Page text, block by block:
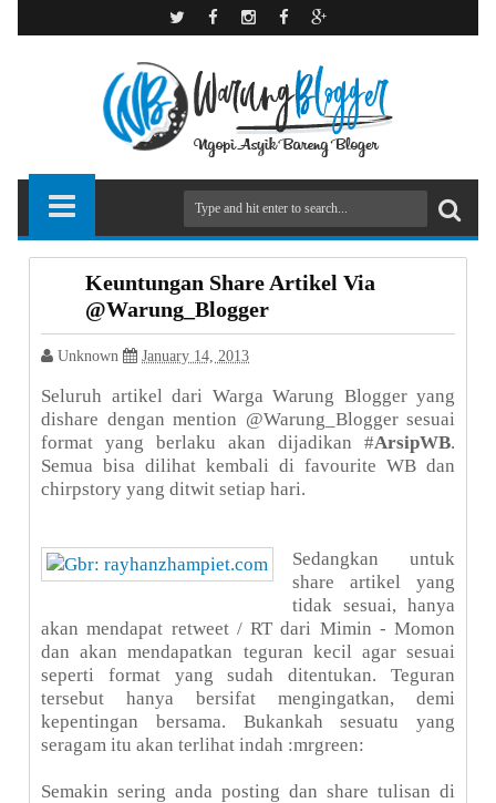
Keuntungan Share Artikel Via
@Warung_Blogger
Unknown January 14, 2013
Seluruh artikel dari Warga Warung Blogger yang
dishare dengan mention @Warung_Blogger sesuai
format yang berlaku akan dijadikan #ArsipWB.
Semua bisa dilihat kembali di favourite WB dan
chirpstory yang ditwit setiap hari.
Sedangkan untuk
share artikel yang
tidak sesuai, hanya
akan mendapat retweet / RT dari Mimin - Momon
dan akan mendapatkan teguran kecil agar sesuai
seperti format yang sudah ditentukan. Teguran
tersebut hanya bersifat mengingatkan, demi
kepentingan bersama. Bukankah sesuatu yang
seragam itu akan terlihat indah :mrgreen:
Semakin sering anda posting dan share tulisan di